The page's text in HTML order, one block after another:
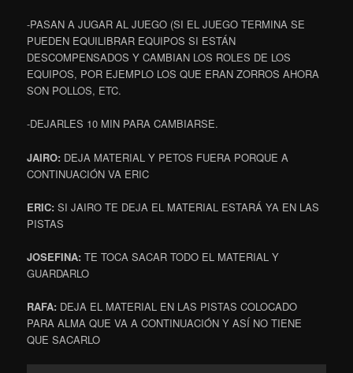
-PASAN A JUGAR AL JUEGO (SI EL JUEGO TERMINA SE
PUEDEN EQUILIBRAR EQUIPOS SI ESTÁN
DESCOMPENSADOS Y CAMBIAN LOS ROLES DE LOS
EQUIPOS, POR EJEMPLO LOS QUE ERAN ZORROS AHORA
SON POLLOS, ETC.
-DEJARLES 10 MIN PARA CAMBIARSE.
JAIRO: DEJA MATERIAL Y PETOS FUERA PORQUE A
CONTINUACIÓN VA ERIC
ERIC: SI JAIRO TE DEJA EL MATERIAL ESTARÁ YA EN LAS
PISTAS
JOSEFINA: TE TOCA SACAR TODO EL MATERIAL Y
GUARDARLO
RAFA: DEJA EL MATERIAL EN LAS PISTAS COLOCADO
PARA ALMA QUE VA A CONTINUACIÓN Y ASÍ NO TIENE
QUE SACARLO